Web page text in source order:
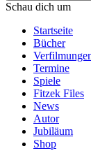
Schau dich um
Startseite
Bücher
Termine
Spiele
Fitzek Files
News
Autor
Jubiläum
Shop